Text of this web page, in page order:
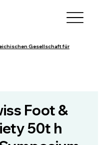
Gesellschaft für
Foot &
50t h